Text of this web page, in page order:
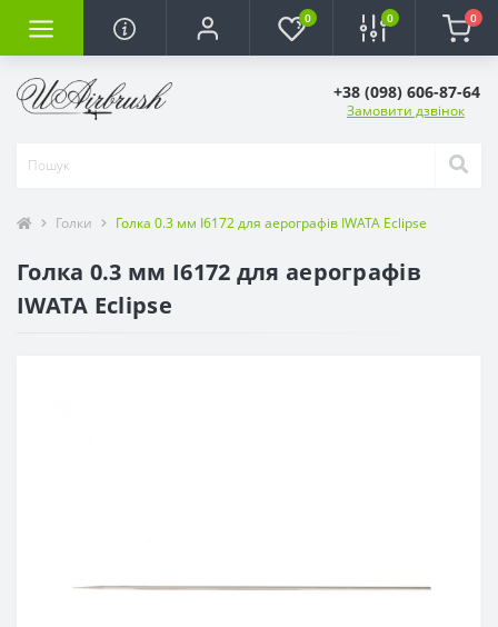
0 0 0
+38 (098) 606-87-64
Замовити дзвінок
Голки Голка 0.3 мм I6172 для аерографів IWATA Eclipse
Голка 0.3 мм I6172 для аерографів
IWATA Eclipse